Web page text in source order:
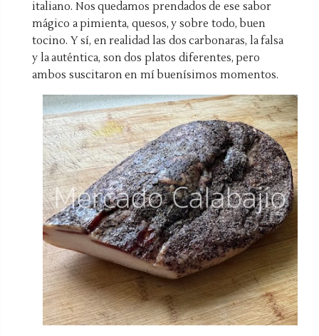
italiano. Nos quedamos prendados de ese sabor
mágico a pimienta, quesos, y sobre todo, buen
tocino. Y sí, en realidad las dos carbonaras, la falsa
y la auténtica, son dos platos diferentes, pero
ambos suscitaron en mí buenísimos momentos.